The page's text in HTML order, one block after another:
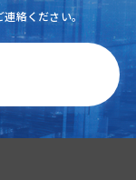
連絡ください。